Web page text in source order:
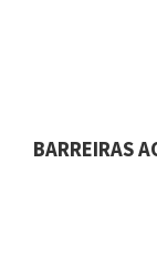
BARREIRAS